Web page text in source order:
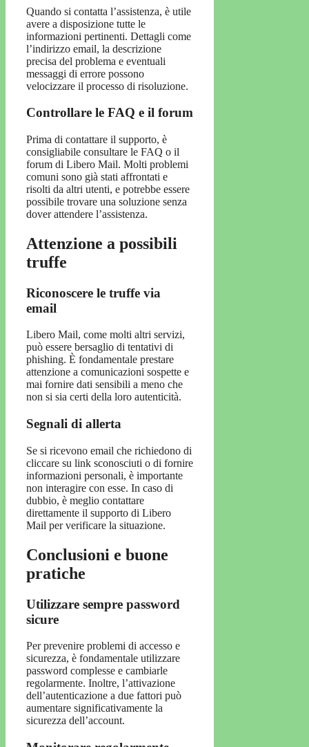
Quando si contatta l’assistenza, è utile
avere a disposizione tutte le
informazioni pertinenti. Dettagli come
l’indirizzo email, la descrizione
precisa del problema e eventuali
messaggi di errore possono
velocizzare il processo di risoluzione.
Controllare le FAQ e il forum
Prima di contattare il supporto, è
consigliabile consultare le FAQ o il
forum di Libero Mail. Molti problemi
comuni sono già stati affrontati e
risolti da altri utenti, e potrebbe essere
possibile trovare una soluzione senza
dover attendere l’assistenza.
Attenzione a possibili
truffe
Riconoscere le truffe via
email
Libero Mail, come molti altri servizi,
può essere bersaglio di tentativi di
phishing. È fondamentale prestare
attenzione a comunicazioni sospette e
mai fornire dati sensibili a meno che
non si sia certi della loro autenticità.
Segnali di allerta
Se si ricevono email che richiedono di
cliccare su link sconosciuti o di fornire
informazioni personali, è importante
non interagire con esse. In caso di
dubbio, è meglio contattare
direttamente il supporto di Libero
Mail per verificare la situazione.
Conclusioni e buone
pratiche
Utilizzare sempre password
sicure
Per prevenire problemi di accesso e
sicurezza, è fondamentale utilizzare
password complesse e cambiarle
regolarmente. Inoltre, l’attivazione
dell’autenticazione a due fattori può
aumentare significativamente la
sicurezza dell’account.